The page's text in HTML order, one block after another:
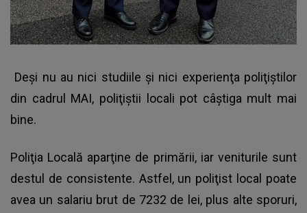
Deşi nu au nici studiile şi nici experienţa poliţiştilor
din cadrul MAI, poliţiştii locali pot câştiga mult mai
bine.
Poliţia Locală aparţine de primării, iar veniturile sunt
destul de consistente. Astfel, un poliţist local poate
avea un salariu brut de 7232 de lei, plus alte sporuri,